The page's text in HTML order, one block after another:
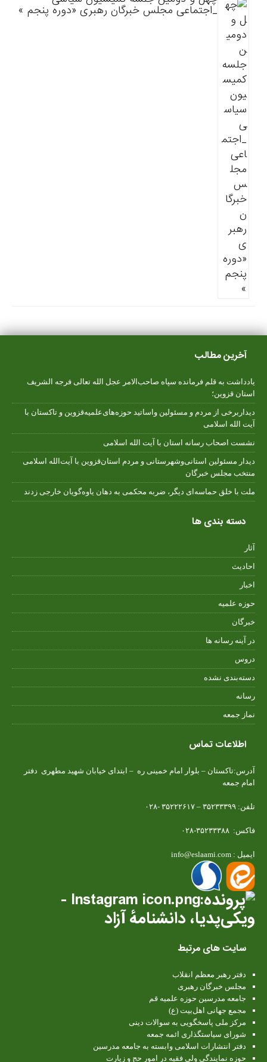
_اجتماعی مجلس خبرگان رهبری «دوره پنجم »
آخرین مطالب
یادداشت به قلم فرمانده سپاه صاحب‌الامر عجل الله تعالی فرجه الشریف
استان قزوین؛
دیداربرخی از مردم و مسئولین واساتید حوزه‌های‌علمیه‌قزوین و تاکستان با
آیت الله اسلامی
نشست اصحاب رسانه استان با آیت الله اسلامی
دیدار مسئولین استانی‌وشهرستانی و مردم‌ استان‌قزوین با آیت‌الله‌ اسلامی
منتخب مجلس‌ خبرگان
ملت با خلق حماسه‌ای دیگر، ضربه محکمی به دهان یاوه‌گویان خارجی زدند
دسته بندی ها
آثار
احادیث
اخبار
حوزه علمیه
خبرگان
در آینه رسانه ها
دروس
دسته‌بندی نشده
رسانه
نماز جمعه
اطلاعات تماس
آدرس:تاکستان – بلوار امام خمینی ره – ابتدای خیابان شهید مطهری دفتر
امام جمعه
تلفن: ۳۵۲۳۳۳۹۹ – ۳۵۲۲۲۶۱۷ -۰۲۸
فاکس: ۳۵۲۳۳۳۸۸-۰۲۸
ایمیل : info@eslaami.com
سایت های مرتبط
دفتر رهبر معظم انقلاب
مجلس خبرگان رهبری
جامعه مدرسین حوزه علمیه قم
مجمع جهانی اهل‌بیت (ع)
مرکز ملی پاسخگویی به سوالات دینی
شورای سیاستگذاری ائمه جمعه
دفتر انتشارات اسلامی وابسته به جامعه مدرسین
حوزه نمایندگی ولی فقیه در امور حج و زیارت